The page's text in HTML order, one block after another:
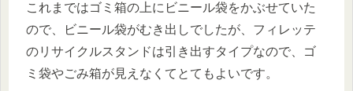
これまではゴミ箱の上にビニール袋をかぶせていた
ので、ビニール袋がむき出しでしたが、フィレッテ
のリサイクルスタンドは引き出すタイプなので、ゴ
ミ袋やごみ箱が見えなくてとてもよいです。